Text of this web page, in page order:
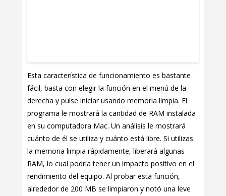
Esta característica de funcionamiento es bastante
fácil, basta con elegir la función en el menú de la
derecha y pulse iniciar usando memoria limpia. El
programa le mostrará la cantidad de RAM instalada
en su computadora Mac. Un análisis le mostrará
cuánto de él se utiliza y cuánto está libre. Si utilizas
la memoria limpia rápidamente, liberará algunas
RAM, lo cual podría tener un impacto positivo en el
rendimiento del equipo. Al probar esta función,
alrededor de 200 MB se limpiaron y notó una leve